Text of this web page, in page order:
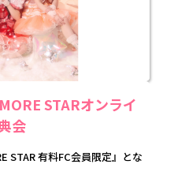
STARオンライ
会
STAR 有料FC会員限定』とな